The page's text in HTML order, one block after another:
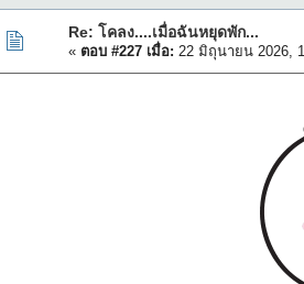
Re: โคลง....เมื่อฉันหยุดพัก...
« ตอบ #227 เมื่อ: 22 มิถุนายน 2026,